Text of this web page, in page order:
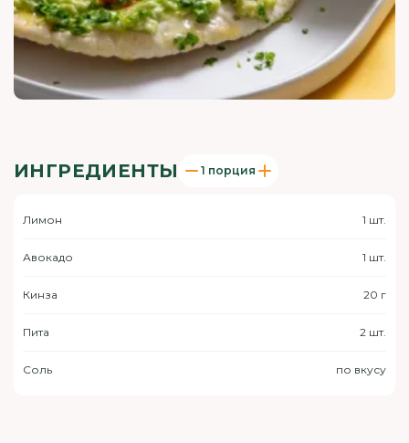
ИНГРЕДИЕНТЫ 1 порция
Лимон 1 шт.
Авокадо 1 шт.
Кинза 20 г
Пита 2 шт.
Соль по вкусу